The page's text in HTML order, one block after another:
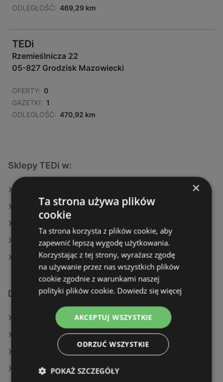
ODLEGŁOŚĆ: 469,29 km
TEDi
Rzemieślnicza 22
05-827 Grodzisk Mazowiecki
OFERTY: 0
GAZETKI: 1
ODLEGŁOŚĆ: 470,92 km
Sklepy TEDi w:
TEDi w Głusk
TEDi w Grębów
TEDi w Kościan (Gmina)
Dodatkowe łącza
Oferty TEDi
Oferty Maxi Zoo
Oferty Pepco
Aktualne gazetki Maxi Zoo
×
Ta strona używa plików
cookie
Ta strona korzysta z plików cookie, aby
zapewnić lepszą wygodę użytkowania.
Korzystając z tej strony, wyrażasz zgodę
na używanie przez nas wszystkich plików
cookie zgodnie z warunkami naszej
polityki plików cookie. Dowiedz się więcej
AKCEPTUJ WSZYSTKIE
ODRZUĆ WSZYSTKIE
POKAŻ SZCZEGÓŁY